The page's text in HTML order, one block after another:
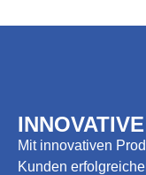
Mit innovativen
Kunden